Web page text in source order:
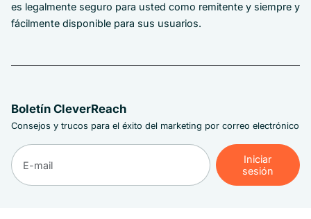
es legalmente seguro para usted como remitente y siempre y
fácilmente disponible para sus usuarios.
Boletín CleverReach
Consejos y trucos para el éxito del marketing por correo electrónico
Iniciar
sesión